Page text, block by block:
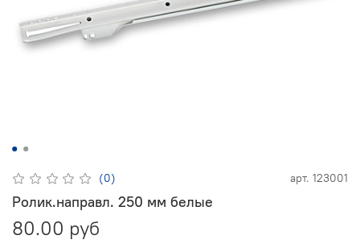
(0) арт. 123001
Ролик.направл. 250 мм белые
80.00 руб